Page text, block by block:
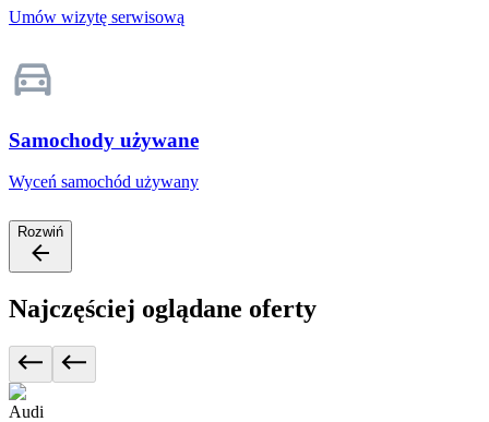
Umów wizytę serwisową
Samochody używane
Wyceń samochód używany
Rozwiń
Najczęściej oglądane oferty
Audi